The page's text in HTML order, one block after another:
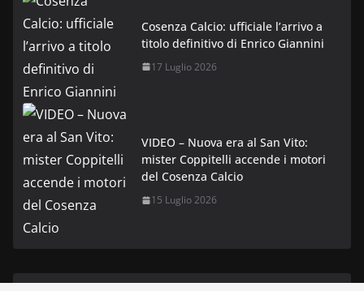
Cosenza Calcio: ufficiale l’arrivo a
titolo definitivo di Enrico Giannini
17 Luglio 2026
VIDEO – Nuova era al San Vito:
mister Coppitelli accende i motori
del Cosenza Calcio
15 Luglio 2026